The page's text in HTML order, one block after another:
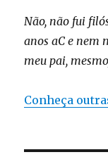
Não, não fui
anos aC e nem
meu pai,
Conheça